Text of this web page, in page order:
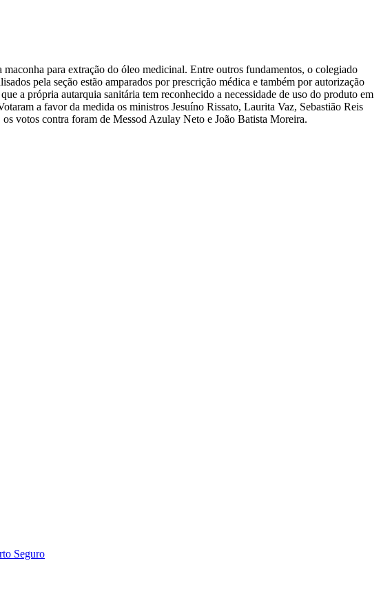
para extração do óleo medicinal. Entre outros fundamentos, o colegiado
pela seção estão amparados porprescrição médica e também por autorização
a própria autarquia sanitária tem reconhecido a necessidade de uso do produto em
a favor da medida os ministros Jesuíno Rissato, Laurita Vaz, Sebastião Reis
votos contra foram de Messod Azulay Neto e João Batista Moreira.